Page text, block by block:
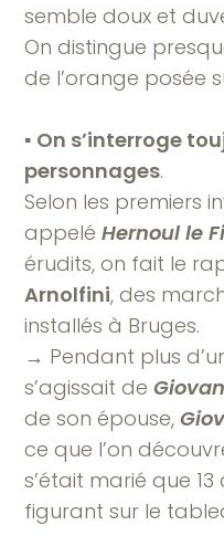
semble doux et
On distingue
de l’orange posée
▪︎ On s’interroge
personnages.
Selon les premiers
appeléHernoul le
érudits, on fait le
Arnolfini, des
installés à Bruges.
→ Pendant plus
s’agissait de
de son épouse,
ce que l’on
s’était marié que
figurant sur le